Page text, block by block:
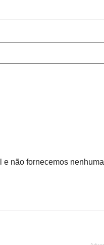
e não fornecemos nenhuma